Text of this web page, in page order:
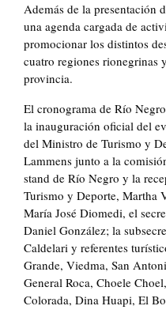
Además de la presentación
una agenda cargada de
promocionar los distintos
cuatro regiones rionegrinas
provincia.
El cronograma de Río
la inauguración oficial del
del Ministro de Turismo y
Lammens junto a la
stand de Río Negro y la
Turismo y Deporte, Martha
María José Diomedi, el
Daniel González; la
Caldelari y referentes
Grande, Viedma, San
General Roca, Choele
Colorada, Dina Huapi, El